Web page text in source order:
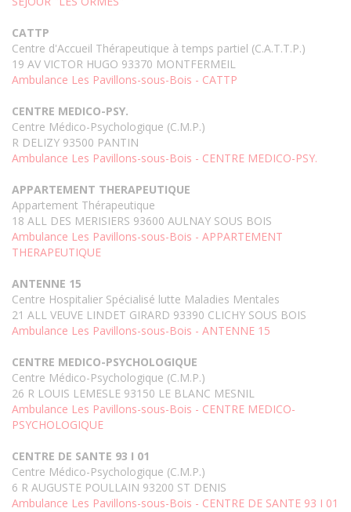
CATTP
Centre d'Accueil Thérapeutique à temps partiel (C.A.T.T.P.)
19 AV VICTOR HUGO 93370 MONTFERMEIL
Ambulance Les Pavillons-sous-Bois - CATTP
CENTRE MEDICO-PSY.
Centre Médico-Psychologique (C.M.P.)
R DELIZY 93500 PANTIN
Ambulance Les Pavillons-sous-Bois - CENTRE MEDICO-PSY.
APPARTEMENT THERAPEUTIQUE
Appartement Thérapeutique
18 ALL DES MERISIERS 93600 AULNAY SOUS BOIS
Ambulance Les Pavillons-sous-Bois - APPARTEMENT
THERAPEUTIQUE
ANTENNE 15
Centre Hospitalier Spécialisé lutte Maladies Mentales
21 ALL VEUVE LINDET GIRARD 93390 CLICHY SOUS BOIS
Ambulance Les Pavillons-sous-Bois - ANTENNE 15
CENTRE MEDICO-PSYCHOLOGIQUE
Centre Médico-Psychologique (C.M.P.)
26 R LOUIS LEMESLE 93150 LE BLANC MESNIL
Ambulance Les Pavillons-sous-Bois - CENTRE MEDICO-
PSYCHOLOGIQUE
CENTRE DE SANTE 93 I 01
Centre Médico-Psychologique (C.M.P.)
6 R AUGUSTE POULLAIN 93200 ST DENIS
Ambulance Les Pavillons-sous-Bois - CENTRE DE SANTE 93 I 01